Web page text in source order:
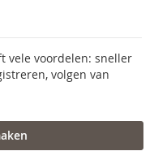
vele voordelen: sneller
volgen van